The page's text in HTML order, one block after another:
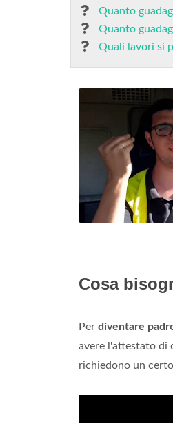
Quanto
Quanto
Quali lavori si
Cosa
Per diventare
avere l'attestato di
richiedono un